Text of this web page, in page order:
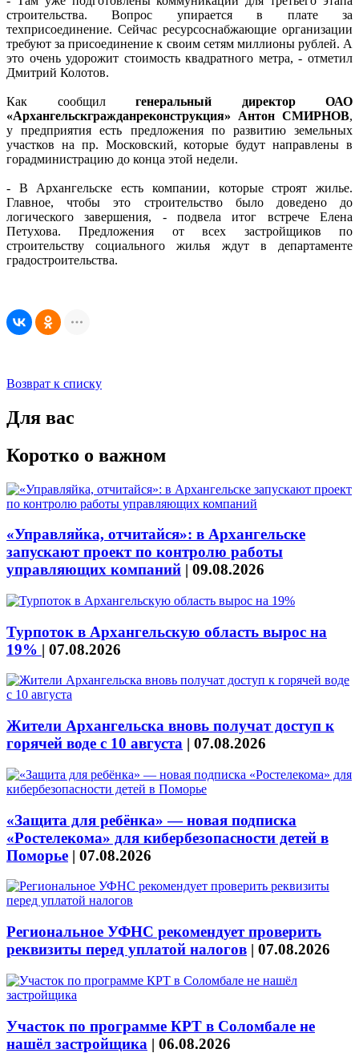
строительства. Вопрос упирается в плате за
техприсоединение. Сейчас ресурсоснабжающие организации
требуют за присоединение к своим сетям миллионы рублей. А
это очень удорожит стоимость квадратного метра, - отметил
Дмитрий Колотов.
Как сообщил генеральный директор ОАО
«Архангельскгражданреконструкция» Антон СМИРНОВ,
у предприятия есть предложения по развитию земельных
участков на пр. Московский, которые будут направлены в
горадминистрацию до конца этой недели.
- В Архангельске есть компании, которые строят жилье.
Главное, чтобы это строительство было доведено до
логического завершения, - подвела итог встрече Елена
Петухова. Предложения от всех застройщиков по
строительству социального жилья ждут в департаменте
градостроительства.
Возврат к списку
Для вас
Коротко о важном
«Управляйка, отчитайся»: в Архангельске
запускают проект по контролю работы
управляющих компаний | 09.08.2026
Турпоток в Архангельскую область вырос на
19% | 07.08.2026
Жители Архангельска вновь получат доступ к
горячей воде с 10 августа | 07.08.2026
«Защита для ребёнка» — новая подписка
«Ростелекома» для кибербезопасности детей в
Поморье | 07.08.2026
Региональное УФНС рекомендует проверить
реквизиты перед уплатой налогов | 07.08.2026
Участок по программе КРТ в Соломбале не
нашёл застройщика | 06.08.2026